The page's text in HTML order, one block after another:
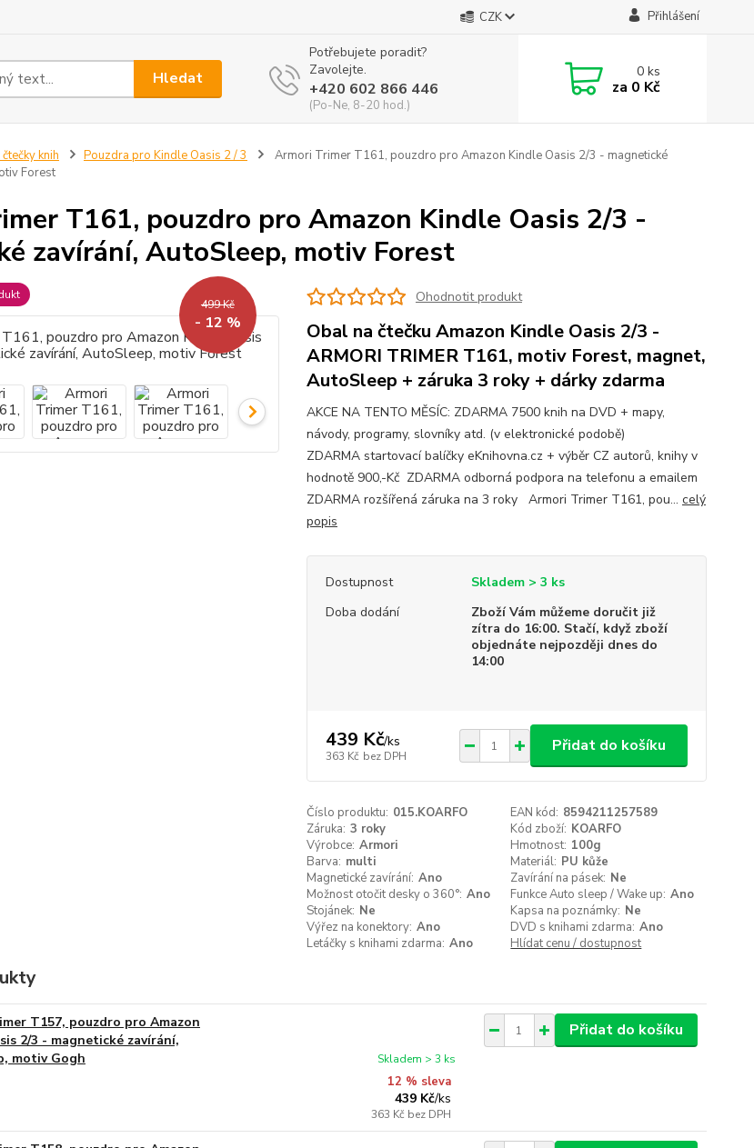
CZK Přihlášení
Hledat
Potřebujete poradit?
Zavolejte.
+420 602 866 446
(Po-Ne, 8-20 hod.)
0ks
za 0 Kč
knih Pouzdra pro Kindle Oasis 2 / 3
Armori Trimer T161, pouzdro pro Amazon Kindle Oasis 2/3 - magnetické
Forest
T161, pouzdro pro Amazon Kindle Oasis 2/3 -
zavírání, AutoSleep, motiv Forest
499 Kč
- 12 %
Ohodnotit produkt
Obal na čtečku Amazon Kindle Oasis 2/3 -
ARMORI TRIMER T161, motiv Forest, magnet,
AutoSleep + záruka 3 roky + dárky zdarma
AKCE NA TENTO MĚSÍC: ZDARMA 7500 knih na DVD + mapy,
návody, programy, slovníky atd. (v elektronické podobě)
ZDARMA startovací balíčky eKnihovna.cz + výběr CZ autorů, knihy v
hodnotě 900,-Kč ZDARMA odborná podpora na telefonu a emailem
ZDARMA rozšířená záruka na 3 roky Armori Trimer T161, pou... celý
popis
Dostupnost
Skladem > 3 ks
Doba dodání
Zboží Vám můžeme doručit již
zítra do 16:00. Stačí, když zboží
objednáte nejpozději dnes do
14:00
439 Kč/ks
363 Kč bez DPH
Přidat do košíku
Číslo produktu: 015.KOARFO EAN kód: 8594211257589
Záruka: 3 roky Kód zboží: KOARFO
Výrobce: Armori Hmotnost: 100g
Barva: multi Materiál: PU kůže
Magnetické zavírání: Ano Zavírání na pásek: Ne
Možnost otočit desky o 360°: Ano Funkce Auto sleep / Wake up: Ano
Stojánek: Ne Kapsa na poznámky: Ne
Výřez na konektory: Ano DVD s knihami zdarma: Ano
Letáčky s knihami zdarma: Ano Hlídat cenu / dostupnost
T157, pouzdro pro Amazon
2/3 - magnetické zavírání,
motiv Gogh
12 % sleva
439 Kč/ks
363 Kč bez DPH
Skladem > 3 ks
Přidat do košíku